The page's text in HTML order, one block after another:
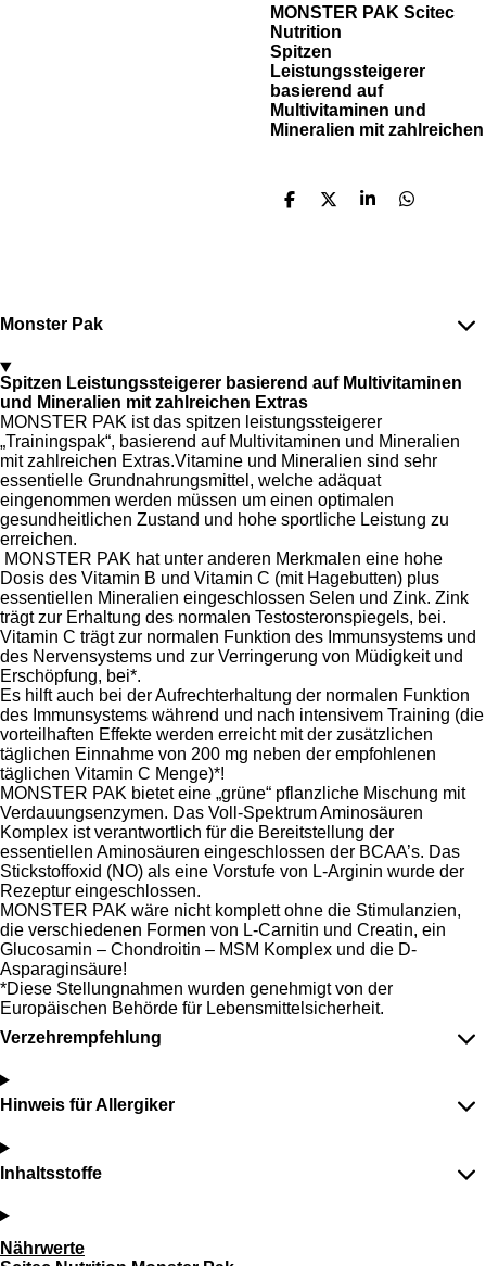
MONSTER PAK Scitec
Nutrition
Spitzen
Leistungssteigerer
basierend auf
Multivitaminen und
Mineralien mit zahlreichen
T
T
T
T
Monster Pak
Spitzen Leistungssteigerer basierend auf Multivitaminen
und Mineralien mit zahlreichen Extras
MONSTER PAK ist das spitzen leistungssteigerer
„Trainingspak“, basierend auf Multivitaminen und Mineralien
mit zahlreichen Extras.Vitamine und Mineralien sind sehr
essentielle Grundnahrungsmittel, welche adäquat
eingenommen werden müssen um einen optimalen
gesundheitlichen Zustand und hohe sportliche Leistung zu
erreichen.
MONSTER PAK hat unter anderen Merkmalen eine hohe
Dosis des Vitamin B und Vitamin C (mit Hagebutten) plus
essentiellen Mineralien eingeschlossen Selen und Zink. Zink
trägt zur Erhaltung des normalen Testosteronspiegels, bei.
Vitamin C trägt zur normalen Funktion des Immunsystems und
des Nervensystems und zur Verringerung von Müdigkeit und
Erschöpfung, bei*.
Es hilft auch bei der Aufrechterhaltung der normalen Funktion
des Immunsystems während und nach intensivem Training (die
vorteilhaften Effekte werden erreicht mit der zusätzlichen
täglichen Einnahme von 200 mg neben der empfohlenen
täglichen Vitamin C Menge)*!
MONSTER PAK bietet eine „grüne“ pflanzliche Mischung mit
Verdauungsenzymen. Das Voll-Spektrum Aminosäuren
Komplex ist verantwortlich für die Bereitstellung der
essentiellen Aminosäuren eingeschlossen der BCAA’s. Das
Stickstoffoxid (NO) als eine Vorstufe von L-Arginin wurde der
Rezeptur eingeschlossen.
MONSTER PAK wäre nicht komplett ohne die Stimulanzien,
die verschiedenen Formen von L-Carnitin und Creatin, ein
Glucosamin – Chondroitin – MSM Komplex und die D-
Asparaginsäure!
*Diese Stellungnahmen wurden genehmigt von der
Europäischen Behörde für Lebensmittelsicherheit.
Verzehrempfehlung
Hinweis für Allergiker
Inhaltsstoffe
Nährwerte